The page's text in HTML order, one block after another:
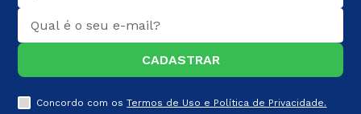
CADASTRAR
Concordo com osTermos de Uso e Política de Privacidade.